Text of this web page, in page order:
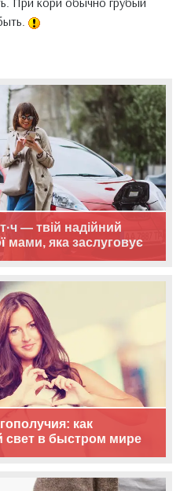
— твій надійний
мами, яка заслуговує
как
свет в быстром мире